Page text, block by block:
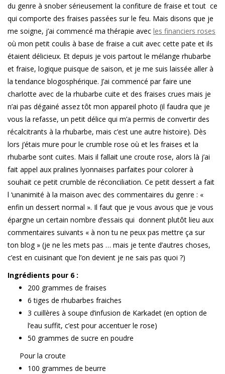
du genre à snober sérieusement la confiture de fraise et tout ce
qui comporte des fraises passées sur le feu. Mais disons que je
me soigne, j’ai commencé ma thérapie avec les financiers roses
où mon petit coulis à base de fraise a cuit avec cette pate et ils
étaient délicieux. Et depuis je vois partout le mélange rhubarbe
et fraise, logique puisque de saison, et je me suis laissée aller à
la tendance blogosphérique. J’ai commencé par faire une
charlotte avec de la rhubarbe cuite et des fraises crues mais je
n’ai pas dégainé assez tôt mon appareil photo (il faudra que je
vous la refasse, un petit délice qui m’a permis de convertir des
récalcitrants à la rhubarbe, mais c’est une autre histoire). Dès
lors j’étais mure pour le crumble rose où et les fraises et la
rhubarbe sont cuites. Mais il fallait une croute rose, alors là j’ai
fait appel aux pralines lyonnaises parfaites pour colorer à
souhait ce petit crumble de réconciliation. Ce petit dessert a fait
l ‘unanimité à la maison avec des commentaires du genre : «
enfin un dessert normal ». Il faut que je vous avous que je vous
épargne un certain nombre d’essais qui donnent plutôt lieu aux
commentaires suivants « à non tu ne peux pas mettre ça sur
ton blog » (je ne les mets pas … mais je tente d’autres choses,
c’est en cuisinant que l’on devient je ne sais pas quoi ?)
Ingrédients pour 6 :
200 grammes de fraises
6 tiges de rhubarbes fraiches
3 cuillères à soupe d’infusion de Karkadet (en option de
l’eau suffit, c’est pour accentuer le rose)
50 grammes de sucre en poudre
Pour la croute
100 grammes de beurre